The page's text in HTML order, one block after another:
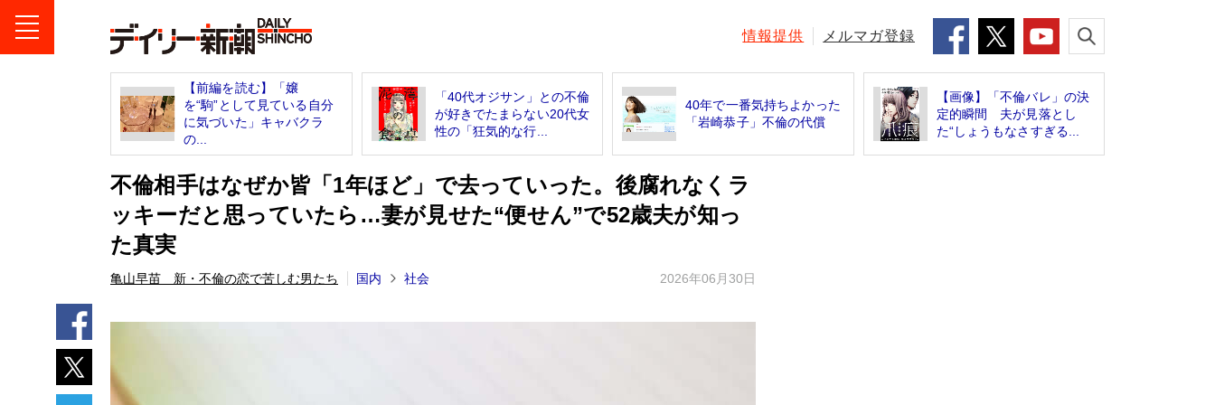
情報提供 メルマガ登録
【前編を読む】「嬢
を“駒”として見ている自分
に気づいた」キャバクラ
の...
「40代オジサン」との不倫
が好きでたまらない20代女
性の「狂気的な行...
40年で一番気持ちよかった
「岩崎恭子」不倫の代償
【画像】「不倫バレ」の決
定的瞬間 夫が見落とし
た“しょうもなさすぎる...
不倫相手はなぜか皆「1年ほど」で去っていった。後腐れなくラ
ッキーだと思っていたら…妻が見せた“便せん”で52歳夫が知っ
た真実
亀山早苗 新・不倫の恋で苦しむ男たち 国内 社会 2026年06月30日